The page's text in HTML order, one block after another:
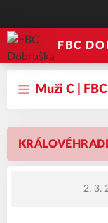
FBC
Muži C |
2. 3.